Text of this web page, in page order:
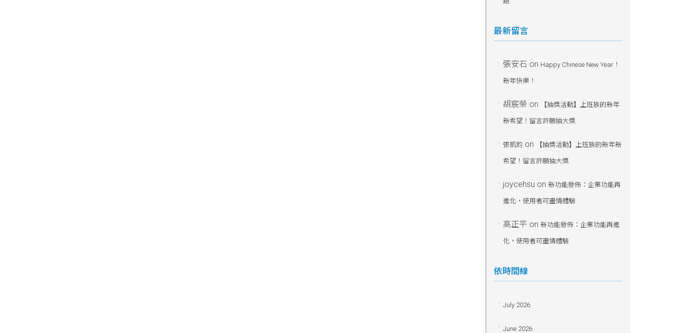
最新留言
張安石 on Happy Chinese New Year！
新年快樂！
胡宸榮 on 【抽獎活動】上班族的新年
新希望！留言許願抽大獎
張凱鈞on 【抽獎活動】上班族的新年新
希望！留言許願抽大獎
joycehsu on 新功能發佈：企業功能再
進化，使用者可盡情體驗
高正平 on 新功能發佈：企業功能再進
化，使用者可盡情體驗
依時間線
July 2026
June 2026